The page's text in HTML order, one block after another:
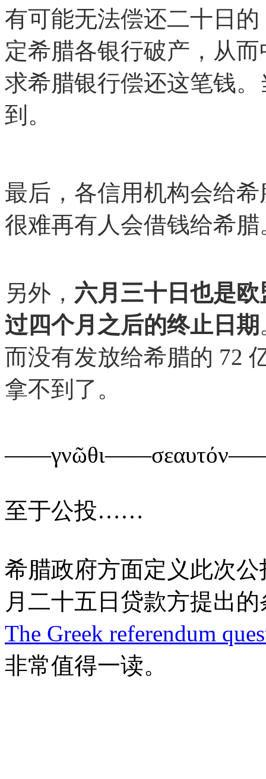
有可能无法偿还二十日
定希腊各银行破产，从
求希腊银行偿还这笔钱
到。
最后，各信用机构会给
很难再有人会借钱给希腊
另外， 六月三十日也是
过四个月之后的终止日期
而没有发放给希腊的 72
拿不到了。
至于公投……
希腊政府方面定义此次
月二十五日贷款方提出
The Greek referendum
非常值得一读。